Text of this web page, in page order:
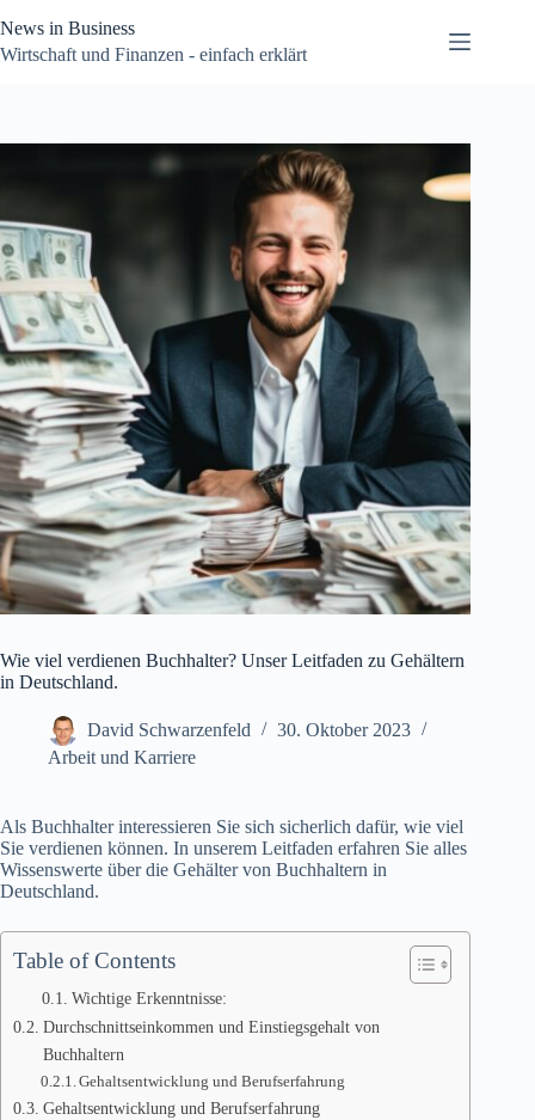
Inhalt
springen
News in Business
Wirtschaft und Finanzen - einfach erklärt
Wie viel verdienen Buchhalter? Unser Leitfaden zu Gehältern
in Deutschland.
David Schwarzenfeld
30. Oktober 2023
Arbeit und Karriere
Als Buchhalter interessieren Sie sich sicherlich dafür, wie viel
Sie verdienen können. In unserem Leitfaden erfahren Sie alles
Wissenswerte über die Gehälter von Buchhaltern in
Deutschland.
Table of Contents
Wichtige Erkenntnisse:
Durchschnittseinkommen und Einstiegsgehalt von
Buchhaltern
Gehaltsentwicklung und Berufserfahrung
Gehaltsentwicklung und Berufserfahrung